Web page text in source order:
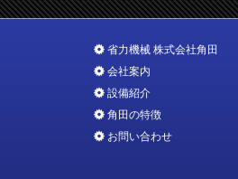
省力機械 株式会社角田
会社案内
設備紹介
角田の特徴
お問い合わせ